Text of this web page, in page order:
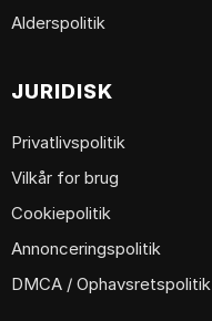
Alderspolitik
JURIDISK
Privatlivspolitik
Vilkår for brug
Cookiepolitik
Annonceringspolitik
DMCA / Ophavsretspolitik